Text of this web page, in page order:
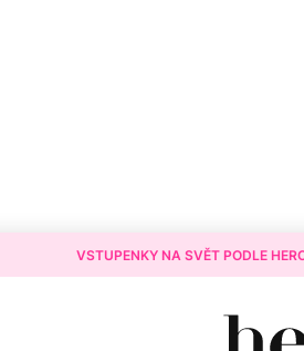
VSTUPENKY NA SVĚT PODLE